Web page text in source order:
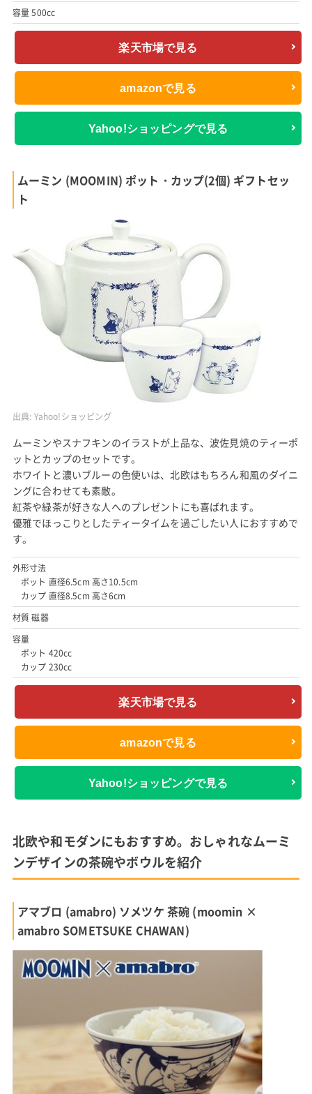
容量 500cc
楽天市場で見る
amazonで見る
Yahoo!ショッピングで見る
ムーミン (MOOMIN) ポット・カップ(2個) ギフトセッ
ト
出典: Yahoo!ショッピング
ムーミンやスナフキンのイラストが上品な、波佐見焼のティーポ
ットとカップのセットです。
ホワイトと濃いブルーの色使いは、北欧はもちろん和風のダイニ
ングに合わせても素敵。
紅茶や緑茶が好きな人へのプレゼントにも喜ばれます。
優雅でほっこりとしたティータイムを過ごしたい人におすすめで
す。
外形寸法
ポット 直径6.5cm 高さ10.5cm
カップ 直径8.5cm 高さ6cm
材質 磁器
容量
ポット 420cc
カップ 230cc
楽天市場で見る
amazonで見る
Yahoo!ショッピングで見る
北欧や和モダンにもおすすめ。おしゃれなムーミ
ンデザインの茶碗やボウルを紹介
アマブロ (amabro) ソメツケ 茶碗 (moomin ×
amabro SOMETSUKE CHAWAN)